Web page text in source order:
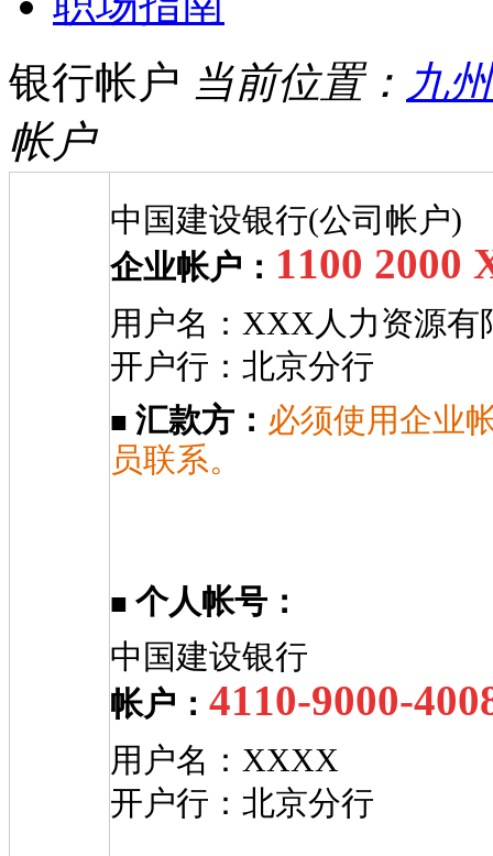
银行帐户 当前位置： 九
帐户
中国建设银行(公司帐户)
企业帐户 ： 1100 2000
用户名：XXX人力资源有
开户行：北京分行
■ 汇款方： 必须使用企业
员联系。
■ 个人帐号：
中国建设银行
帐户： 4110-9000-
用户名：XXXX
开户行：北京分行